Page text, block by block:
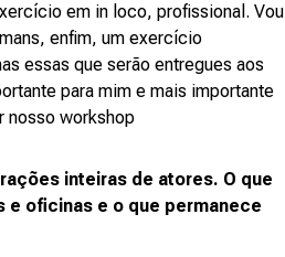
em in loco, profissional. Vou
enfim, um exercício
essas que serão entregues aos
para mim e mais importante
nosso workshop
inteiras de atores. O que
e oficinas e o que permanece